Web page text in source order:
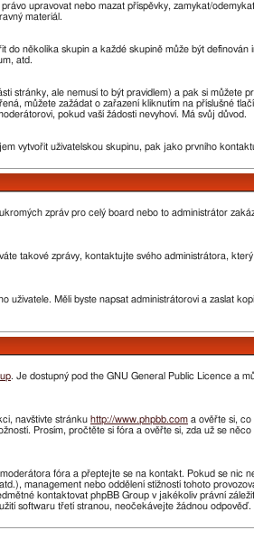
upravovat nebo mazat příspěvky, zamykat/
materiál.
několika skupin a každé skupině může být definován
atd.
stránky, ale nemusí to být pravidlem) a pak si můžete
můžete zažádat o zařazení kliknutím na příslušné
pokud vaší žádosti nevyhoví. Má svůj důvod.
vytvořit uživatelskou skupinu, pak jako prvního
zpráv pro celý board nebo to administrátor
takové zprávy, kontaktujte svého administrátora,
Měli byste napsat administrátorovi a zaslat
. Je dostupný pod the GNU General Public Licence a
navštivte stránku http://www.phpbb.com a ověřte si, co
Prosím, pročtěte si fóra a ověřte si, zda už se
fóra a přeptejte se na kontakt. Pokud se nic
management nebo oddělení stížností tohoto
kontaktovat phpBB Group v jakékoliv právní
softwaru třetí stranou, neočekávejte žádnou odpověď.